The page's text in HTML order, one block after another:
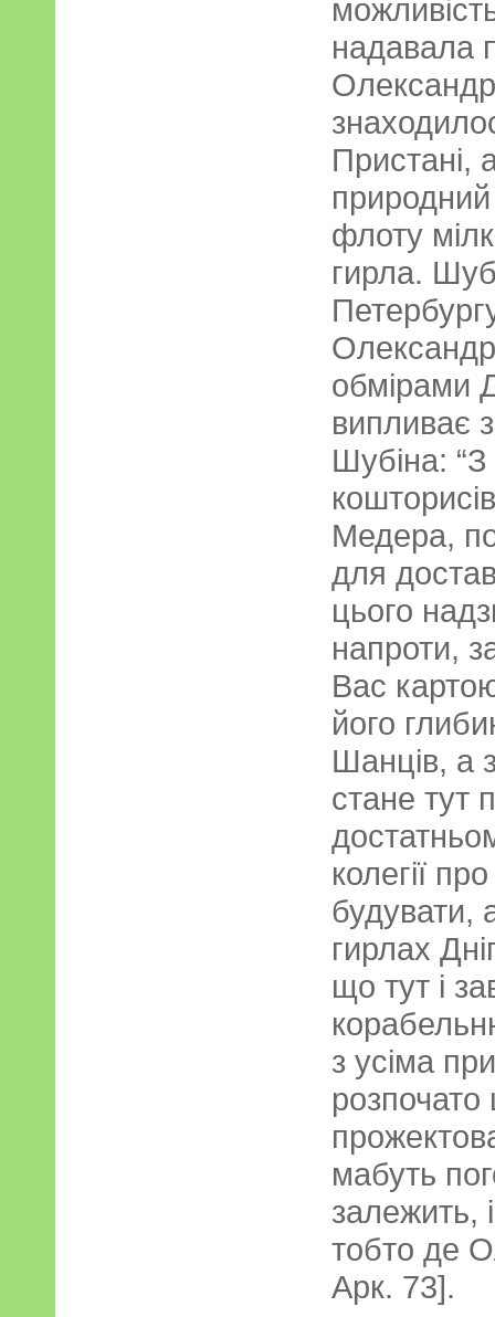
надавала
Пристані,
природний
флоту
гирла.
обмірами
випливає
Шубіна: “З
Медера,
для
цього
напроти,
Вас
його
Шанців, а
стане тут
колегії
будувати,
гирлах
що тут і
з усіма
мабуть
залежить,
тобто де
Арк. 73].